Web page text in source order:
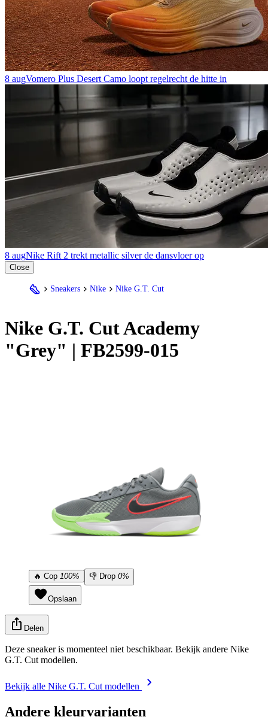
8 augVomero Plus Desert Camo loopt regelrecht de hitte in
8 augNike Rift 2 trekt metallic silver de dansvloer op
Close
Sneakers Nike Nike G.T. Cut
Nike G.T. Cut Academy
"Grey" | FB2599-015
🔥 Cop 100% 👎 Drop 0%
Opslaan
Delen
Deze sneaker is momenteel niet beschikbaar. Bekijk andere Nike
G.T. Cut modellen.
Bekijk alle Nike G.T. Cut modellen
Andere kleurvarianten